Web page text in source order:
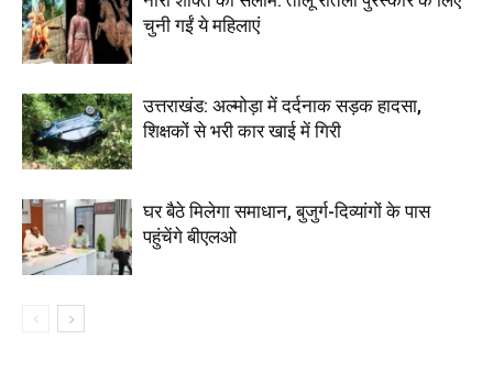
चुनी गईं ये महिलाएं
उत्तराखंड: अल्मोड़ा में दर्दनाक सड़क हादसा,
शिक्षकों से भरी कार खाई में गिरी
घर बैठे मिलेगा समाधान, बुजुर्ग-दिव्यांगों के पास
पहुंचेंगे बीएलओ